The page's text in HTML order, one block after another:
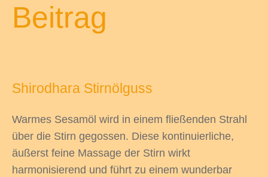
Beitrag
Shirodhara Stirnölguss
Warmes Sesamöl wird in einem fließenden Strahl
über die Stirn gegossen. Diese kontinuierliche,
äußerst feine Massage der Stirn wirkt
harmonisierend und führt zu einem wunderbar